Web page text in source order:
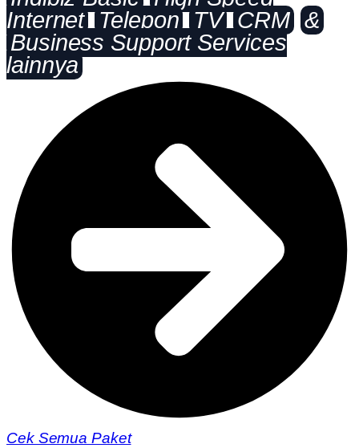
Internet
Telepon TV CRM &
Business Support Services
lainnya
Cek Semua Paket